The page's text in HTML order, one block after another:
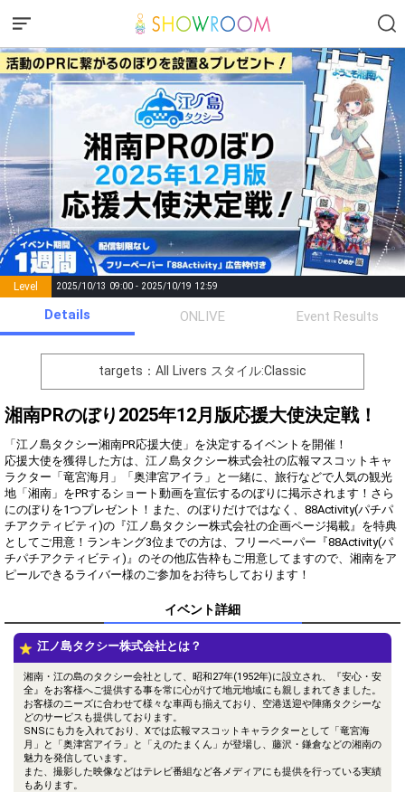
Level 2025/10/13 09:00 - 2025/10/19 12:59
Points List of Goal
number of
positions
Rema
0 Event Begins!
オリジナルアバター制作権獲
得！
Gifting
Throw gifts to the stage and join
the live performance.
First, try throwing free Stars
(once a day)! You can also charge
Show Gold to purchase gifts
(available from 1 JPY)! When you
continue to send gifts to the
performer(s), the performer's
To cheer on performers, you can
send them gifts.
To send performers paid items,
you must use Show Gold.
Comments
You can post comments. Please
refrain from posting comments
that may offend performers or
other users.
Close
Details ONLIVE Event Results
targets：All Livers スタイル:Classic
湘南PRのぼり2025年12月版応援大使決定戦！
「江ノ島タクシー湘南PR応援大使」を決定するイベントを開催！
応援大使を獲得した方は、江ノ島タクシー株式会社の広報マスコットキャ
ラクター「竜宮海月」「奥津宮アイラ」と一緒に、旅行などで人気の観光
地「湘南」をPRするショート動画を宣伝するのぼりに掲示されます！さら
にのぼりを1つプレゼント！また、のぼりだけではなく、88Activity(パチパ
チアクティビティ)の『江ノ島タクシー株式会社の企画ページ掲載』を特典
としてご用意！ランキング3位までの方は、フリーペーパー『88Activity(パ
チパチアクティビティ)』のその他広告枠もご用意してますので、湘南をア
ピールできるライバー様のご参加をお待ちしております！
イベント詳細
江ノ島タクシー株式会社とは？
湘南・江の島のタクシー会社として、昭和27年(1952年)に設立され、『安心・安
全』をお客様へご提供する事を常に心がけて地元地域にも親しまれてきました。
お客様のニーズに合わせて様々な車両も揃えており、空港送迎や陣痛タクシーな
どのサービスも提供しております。
SNSにも力を入れており、Xでは広報マスコットキャラクターとして「竜宮海
月」と「奥津宮アイラ」と「えのたまくん」が登場し、藤沢・鎌倉などの湘南の
魅力を発信しています。
また、撮影した映像などはテレビ番組など各メディアにも提供を行っている実績
もあります。